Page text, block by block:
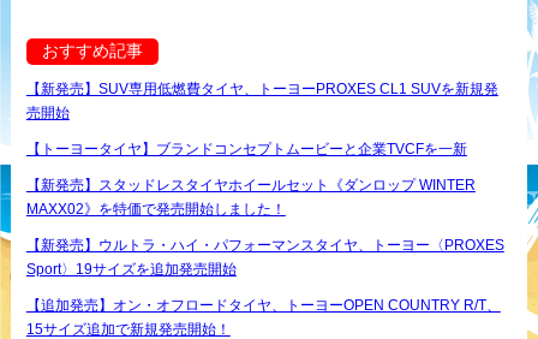
おすすめ記事
【新発売】SUV専用低燃費タイヤ、トーヨーPROXES CL1 SUVを新規発
売開始
【トーヨータイヤ】ブランドコンセプトムービーと企業TVCFを一新
【新発売】スタッドレスタイヤホイールセット《ダンロップ WINTER
MAXX02》を特価で発売開始しました！
【新発売】ウルトラ・ハイ・パフォーマンスタイヤ、トーヨー〈PROXES
Sport〉19サイズを追加発売開始
【追加発売】オン・オフロードタイヤ、トーヨーOPEN COUNTRY R/T、
15サイズ追加で新規発売開始！